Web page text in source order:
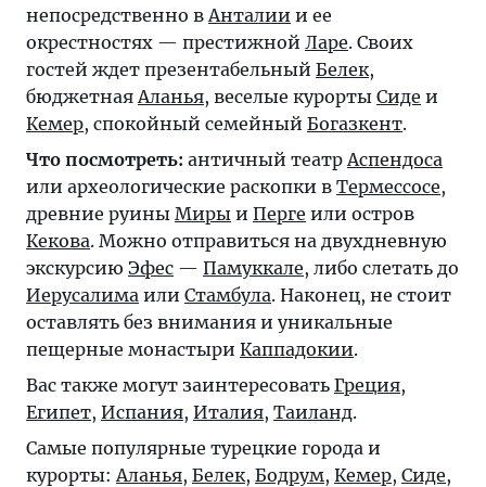
непосредственно в Анталии и ее
окрестностях — престижной Ларе. Своих
гостей ждет презентабельный Белек,
бюджетная Аланья, веселые курорты Сиде и
Кемер, спокойный семейный Богазкент.
Что посмотреть: античный театр Аспендоса
или археологические раскопки в Термессосе,
древние руины Миры и Перге или остров
Кекова. Можно отправиться на двухдневную
экскурсию Эфес — Памуккале, либо слетать до
Иерусалима или Стамбула. Наконец, не стоит
оставлять без внимания и уникальные
пещерные монастыри Каппадокии.
Вас также могут заинтересовать Греция,
Египет, Испания, Италия, Таиланд.
Самые популярные турецкие города и
курорты: Аланья, Белек, Бодрум, Кемер, Сиде,